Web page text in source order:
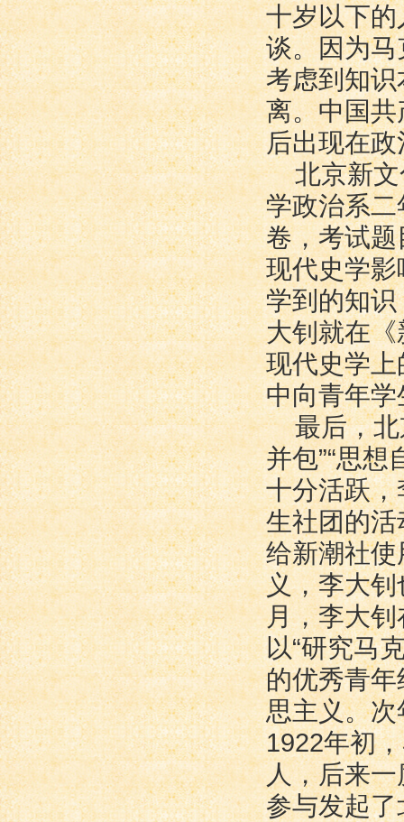
十岁以下
谈。因为马
考虑到知
离。中国
后出现在
北京新
学政治系二
卷，考试题
现代史学影
学到的知
大钊就在
现代史学
中向青年
最后，
并包”“思
十分活跃
生社团的
给新潮社
义，李大
月，李大
以“研究马
的优秀青
思主义。
1922年初
人，后来
参与发起了